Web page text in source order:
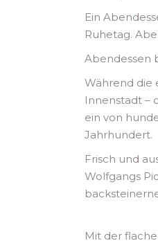
Ein
Ruhetag.
Abendessen
Während die
Innenstadt –
ein von
Jahrhundert.
Frisch und
Wolfgangs
Mit der